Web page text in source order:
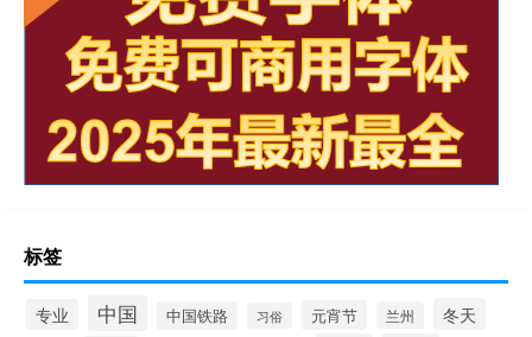
标签
专业 中国 中国铁路 习俗 元宵节 兰州 冬天